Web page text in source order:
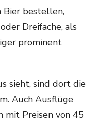
Bier bestellen,
Dreifache, als
prominent
sieht, sind dort die
Auch Ausflüge
mit Preisen von 45